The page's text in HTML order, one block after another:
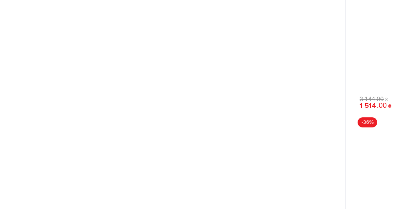
3 144.00 ₴
1 514.00 ₴
-36%